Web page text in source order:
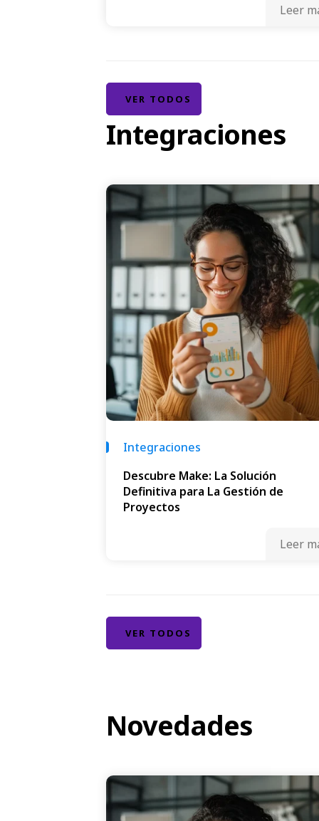
Leer
VER TODOS
Integraciones
Integraciones
Descubre Make: La Solución
Definitiva para La Gestión de
Proyectos
Leer
VER TODOS
Novedades